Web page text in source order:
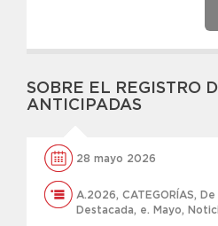
SOBRE EL REGISTRO
ANTICIPADAS
28 mayo 2026
A.2026, CATEGORÍAS,
Destacada, e. Mayo,